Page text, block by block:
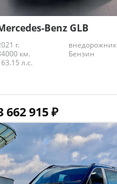
Benz GLB
г.
внедорожник
км.
Бензин
л.с.
662 915₽